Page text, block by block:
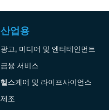
산업용
광고, 미디어 및 엔터테인먼트
금융 서비스
헬스케어 및 라이프사이언스
제조